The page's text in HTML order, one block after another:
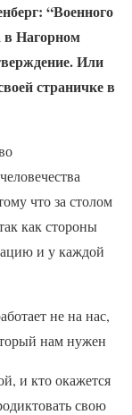
“Военного
в Нагорном
Или
страничке в
что за столом
как стороны
и у каждой
не на нас,
нам нужен
и кто окажется
свою